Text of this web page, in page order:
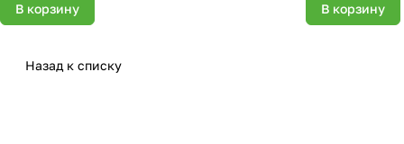
В корзину В корзину
Назад к списку